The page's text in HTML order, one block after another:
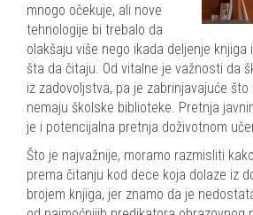
mnogo očekuje, ali nove
tehnologije bi trebalo da
olakšaju više nego ikada deljenje
šta da čitaju. Od vitalne je važnosti da
iz zadovoljstva, pa je zabrinjavajuće
nemaju školske biblioteke. Pretnja
je i potencijalna pretnja doživotnom
Što je najvažnije, moramo razmisliti
prema čitanju kod dece koja dolaze iz
brojem knjiga, jer znamo da je